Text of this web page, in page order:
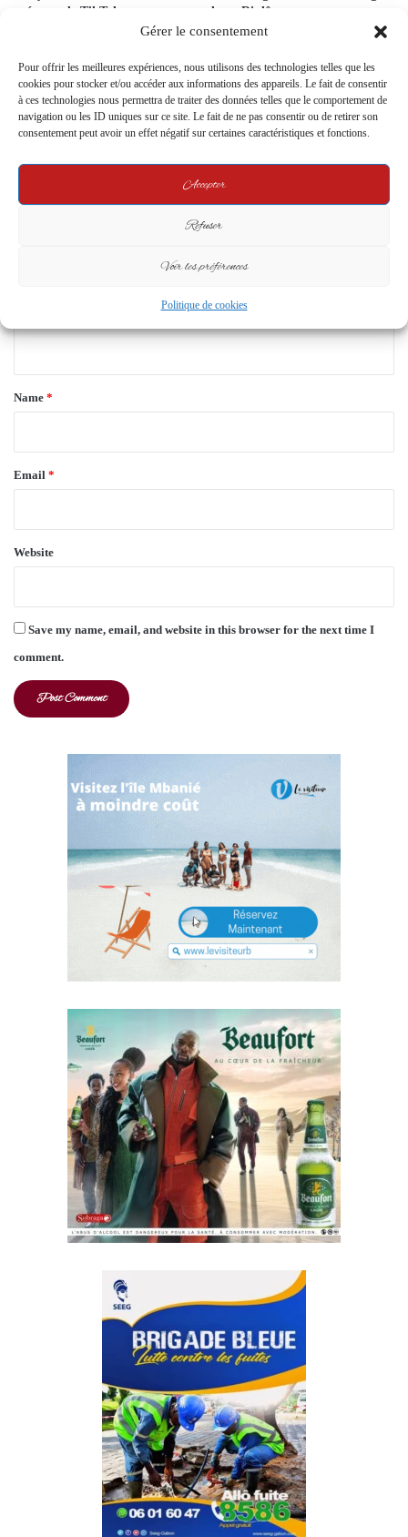
Gérer le consentement
Pour offrir les meilleures expériences, nous utilisons des technologies telles que les
cookies pour stocker et/ou accéder aux informations des appareils. Le fait de consentir
à ces technologies nous permettra de traiter des données telles que le comportement de
navigation ou les ID uniques sur ce site. Le fait de ne pas consentir ou de retirer son
consentement peut avoir un effet négatif sur certaines caractéristiques et fonctions.
Accepter
Refuser
Voir les préférences
Politique de cookies
présence de TikTokers et
créateurs de contenu au mépris
15 January 2025
leurs Diplômes
11 November 2024
Leave a Reply
Your email address will not be published. Required fields are marked*
C
n
*
Name *
Email *
Website
Save my name, email, and website in this browser for the next time I
comment.